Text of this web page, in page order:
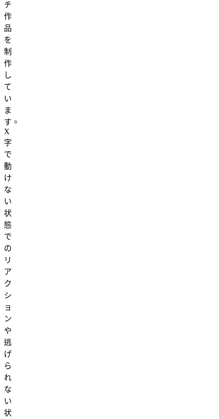
チ
作
品
を
制
作
し
て
い
ま
す。
X
字
で
動
け
な
い
状
態
で
の
リ
ア
ク
シ
ョ
ン
や
逃
げ
ら
れ
な
い
状